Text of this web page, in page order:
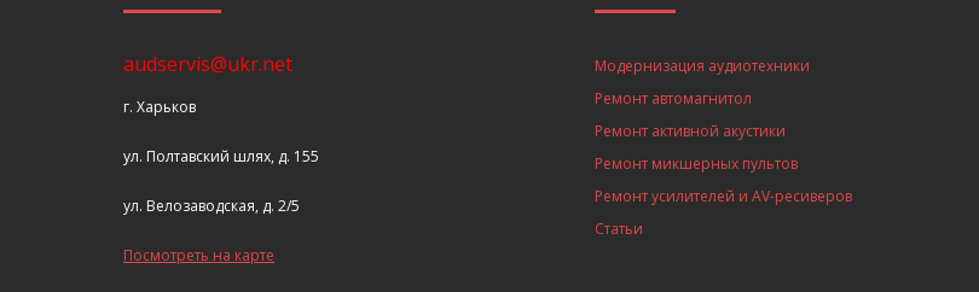
audservis@ukr.net
г. Харьков
ул. Полтавский шлях, д. 155
ул. Велозаводская, д. 2/5
Посмотреть на карте
Модернизация аудиотехники
Ремонт автомагнитол
Ремонт активной акустики
Ремонт микшерных пультов
Ремонт усилителей и AV-ресиверов
Статьи